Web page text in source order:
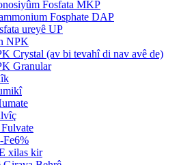
Fosfata MKP
Fosphate DAP
ureyê UP
NPK
Crystal (av bi tevahî di nav avê de)
Granular
xilas kir